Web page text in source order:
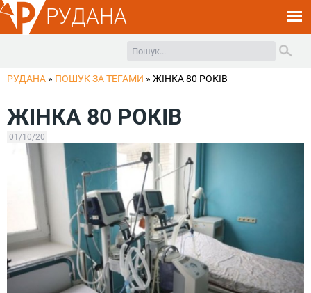
РУДАНА
РУДАНА » ПОШУК ЗА ТЕГАМИ » ЖІНКА 80 РОКІВ
ЖІНКА 80 РОКІВ
01/10/20